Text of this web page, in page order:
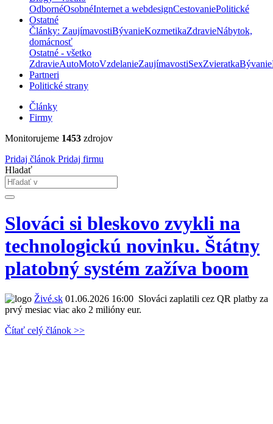
OdbornéOsobnéInternet a webdesignCestovaniePolitické
Ostatné
Články: ZaujímavostiBývanieKozmetikaZdravieNábytok,
domácnosť
Ostatné - všetko
ZdravieAutoMotoVzdelanieZaujímavostiSexZvieratkaBývanie
Partneri
Politické strany
Články
Firmy
Monitorujeme 1453 zdrojov
Pridaj článok Pridaj firmu
Hladať
Slováci si bleskovo zvykli na
technologickú novinku. Štátny
platobný systém zažíva boom
Živé.sk 01.06.2026 16:00 Slováci zaplatili cez QR platby za
prvý mesiac viac ako 2 milióny eur.
Čítať celý článok >>